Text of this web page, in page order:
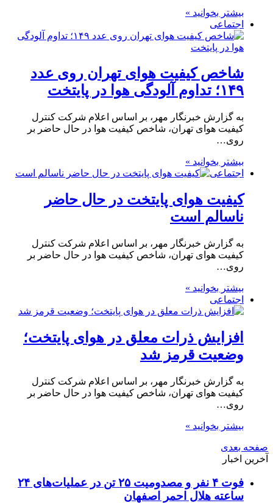
بیشتر بخوانید »
اجتماعی
شاخص کیفیت هوای تهران روی عدد
۱۴۹؛ تداوم آلودگی هوا در پایتخت
به گزارش خبرنگار مهر، بر اساس اعلام شرکت کنترل
کیفیت هوای تهران، شاخص کیفیت هوا در حال حاضر بر
روی…
بیشتر بخوانید »
اجتماعی
کیفیت هوای پایتخت در حال حاضر
ناسالم است
به گزارش خبرنگار مهر، بر اساس اعلام شرکت کنترل
کیفیت هوای تهران، شاخص کیفیت هوا در حال حاضر بر
روی…
بیشتر بخوانید »
اجتماعی
افزایش ذرات معلق در هوای پایتخت؛
وضعیت قرمز شد
به گزارش خبرنگار مهر، بر اساس اعلام شرکت کنترل
کیفیت هوای تهران، شاخص کیفیت هوا در حال حاضر بر
روی…
بیشتر بخوانید »
صفحه بعدی
آخرین اخبار
فوت ۴ نفر و مصدومیت ۲۵ تن در عملیات‌های ۲۴
ساعته هلال احمر اصفهان